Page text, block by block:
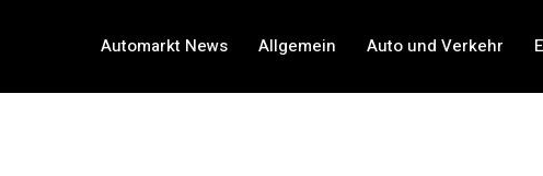
Automarkt News Allgemein Auto und Verkehr